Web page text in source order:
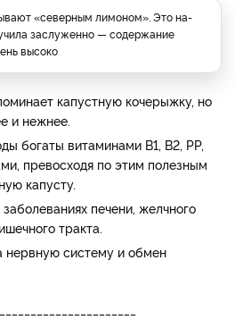
«северным лимоном». Это на­
заслу­женно — содержание
высоко
капустную кочерыжку, но
и нежнее.
богаты ви­таминами В1, В2, РР,
превосходя по этим полезным
капусту.
печени, желчного
тракта.
нервную систему и обмен